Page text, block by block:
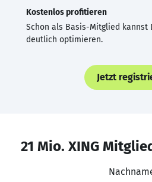
Kostenlos profitieren
Schon als Basis-Mitglied kannst
deutlich optimieren.
Jetzt
21 Mio. XING